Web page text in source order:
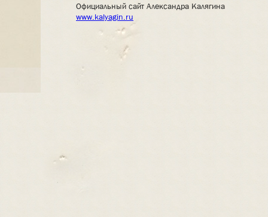
Официальный сайт Александра Калягина
www.kalyagin.ru